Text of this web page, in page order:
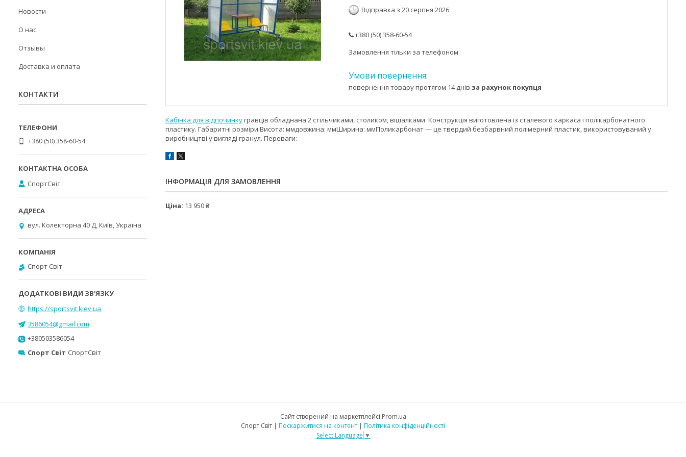
Відправка з 20 серпня 2026
+380 (50) 358-60-54
Замовлення тільки за телефоном
повернення товару протягом 14 днів за рахунок покупця
Кабінка для відпочинкугравців обладнана 2 стільчиками, столиком, вішалками. Конструкція виготовлена із сталевого каркаса і полікарбонатного
пластику. Габаритні розміри:Висота: ммдовжина: ммШирина: ммПоликарбонат — це твердий безбарвний полімерний пластик, використовуваний у
виробництві у вигляді гранул. Переваги:
ІНФОРМАЦІЯ ДЛЯ ЗАМОВЛЕННЯ
Ціна: 13 950 ₴
Новости
О нас
Отзывы
Доставка и оплата
КОНТАКТИ
+380 (50) 358-60-54
СпортСвіт
вул. Колекторна 40 Д, Київ, Україна
Спорт Світ
https://sportsvit.kiev.ua
3586054@gmail.com
+380503586054
Спорт Світ СпортСвіт
Сайт створений на маркетплейсі Prom.ua
Спорт Світ | Поскаржитися на контент | Політика конфіденційності
Select Language ▼